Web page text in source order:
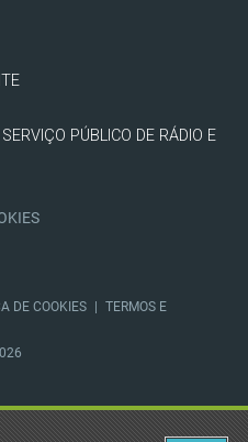
PÚBLICO DE RÁDIO E
DE COOKIES
TERMOS E